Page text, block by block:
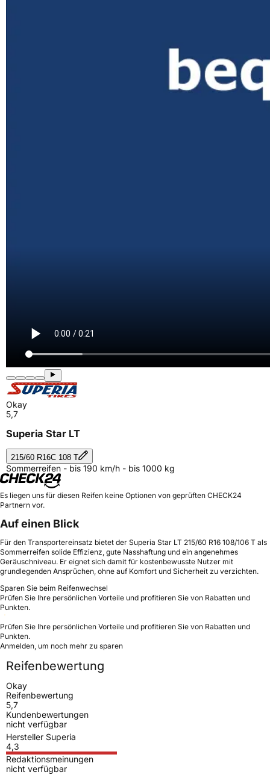
Okay
5,7
Superia Star LT
215/60 R16C 108 T
Sommerreifen - bis 190 km/h - bis 1000 kg
Es liegen uns für diesen Reifen keine Optionen von geprüften CHECK24
Partnern vor.
Auf einen Blick
Für den Transportereinsatz bietet der Superia Star LT 215/60 R16 108/106 T als
Sommerreifen solide Effizienz, gute Nasshaftung und ein angenehmes
Geräuschniveau. Er eignet sich damit für kostenbewusste Nutzer mit
grundlegenden Ansprüchen, ohne auf Komfort und Sicherheit zu verzichten.
Sparen Sie beim Reifenwechsel
Prüfen Sie Ihre persönlichen Vorteile und profitieren Sie von Rabatten und
Punkten.
Prüfen Sie Ihre persönlichen Vorteile und profitieren Sie von Rabatten und
Punkten.
Anmelden, um noch mehr zu sparen
Reifenbewertung
Okay
Reifenbewertung
5,7
Kundenbewertungen
nicht verfügbar
Hersteller Superia
4,3
Redaktionsmeinungen
nicht verfügbar